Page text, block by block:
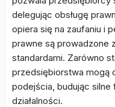
delegując obsługę
opiera się na zaufaniu i
prawne są prowadzone
standardami. Zarówno
przedsiębiorstwa mogą
podejścia, budując silne
działalności.